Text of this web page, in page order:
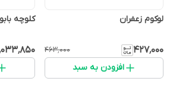
لوکوم زعفران
۴۲۷٬۰۰۰ ۴۶۳٬۰۰۰
افزودن به سبد
کلوچه